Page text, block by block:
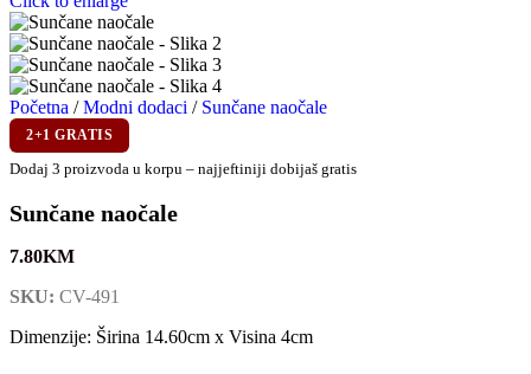
Početna / Modni dodaci / Sunčane naočale
2+1 GRATIS
Dodaj 3 proizvoda u korpu – najjeftiniji dobijaš gratis
Sunčane naočale
7.80KM
SKU: CV-491
Dimenzije: Širina 14.60cm x Visina 4cm